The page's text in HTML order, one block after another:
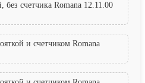
без счетчика Romana 12.11.00
и счетчиком Romana